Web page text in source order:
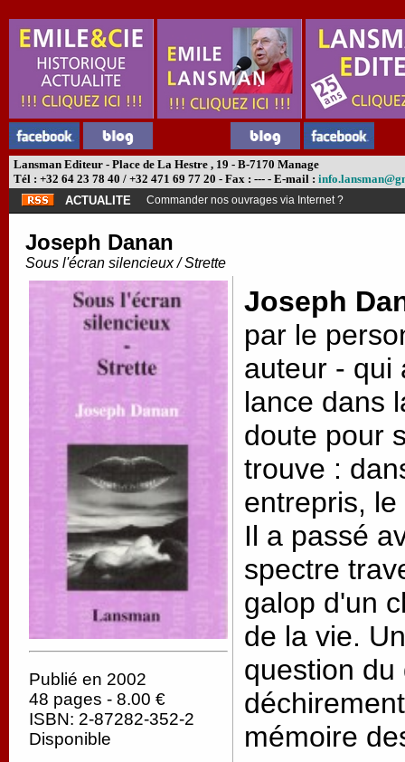
Lansman Editeur - Place de La Hestre , 19 - B-7170 Manage
Tél : +32 64 23 78 40 / +32 471 69 77 20 - Fax : --- - E-mail :
ACTUALITE
Commander nos ouvrages via Internet ?
Joseph Danan
Sous l'écran silencieux / Strette
Publié en 2002
48 pages - 8.00 €
ISBN: 2-87282-352-2
Disponible
Joseph
par le
auteur - qui
lance dans
doute pour
trouve :
entrepris,
Il a passé
spectre
galop d'un
de la vie.
question du
mémoire